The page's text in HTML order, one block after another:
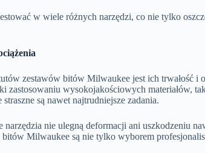
w wiele różnych narzędzi, co nie tylko
zestawów bitów Milwaukee jest ich trwałość i
zastosowaniu wysokojakościowych materiałów,
są nawet najtrudniejsze zadania.
narzędzia nie ulegną deformacji ani uszkodzeniu
bitów Milwaukee są nie tylko wyborem